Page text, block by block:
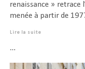
renaissance » retrace
menée à partir de
Lire la suite
...